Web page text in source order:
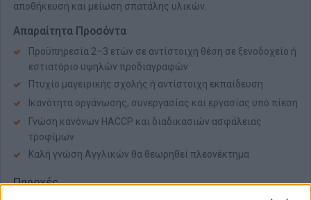
αποθήκευση και μείωση σπατάλης υλικών.
Απαραίτητα Προσόντα
Προϋπηρεσία 2–3 ετών σε αντίστοιχη θέση σε ξενοδοχείο ή
εστιατόριο υψηλών προδιαγραφών
Πτυχίο μαγειρικής σχολής ή αντίστοιχη εκπαίδευση
Ικανότητα οργάνωσης, συνεργασίας και εργασίας υπό πίεση
Γνώση κανόνων HACCP και διαδικασιών ασφάλειας
τροφίμων
Καλή γνώση Αγγλικών θα θεωρηθεί πλεονέκτημα
Παροχές